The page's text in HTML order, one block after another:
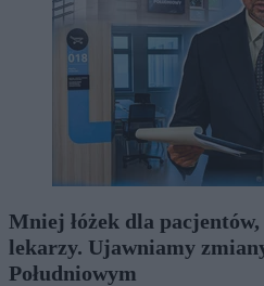
Mniej łóżek dla
lekarzy. Ujawniamy
Południowym